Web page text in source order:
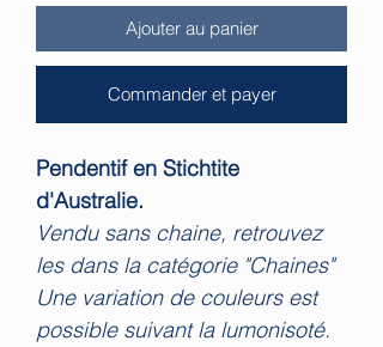
Ajouter au panier
Commander et payer
Pendentif en Stichtite
d'Australie.
Vendu sans chaine, retrouvez
les dans la catégorie "Chaines"
Une variation de couleurs est
possible suivant la lumonisoté.